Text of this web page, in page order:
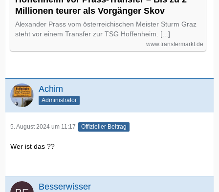
Millionen teurer als Vorgänger Skov
Alexander Prass vom österreichischen Meister Sturm Graz
steht vor einem Transfer zur TSG Hoffenheim. [...]
www.transfermarkt.de
Achim
Administrator
5. August 2024 um 11:17 Offizieller Beitrag
Wer ist das ??
Besserwisser